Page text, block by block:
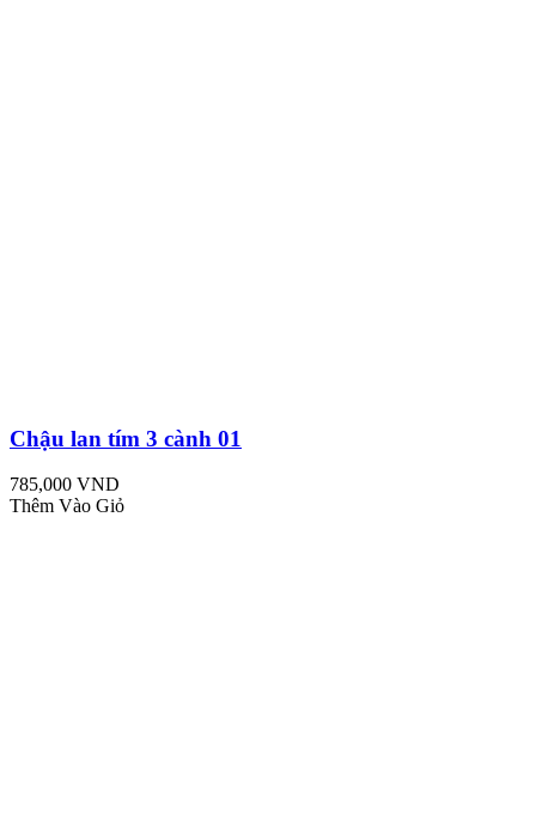
Chậu lan tím 3 cành 01
785,000 VND
Thêm Vào Giỏ